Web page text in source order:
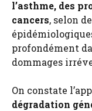
l’asthme, des
cancers, selon
profondément
dommages
On constate
dégradation